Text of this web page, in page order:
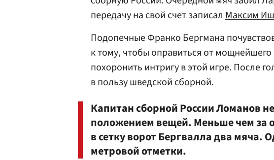
передачу на свой счет записал Максим
Подопечные Франко Бергмана
к тому, чтобы оправиться от мощнейшего
похоронить интригу в этой игре. После
в пользу шведской сборной.
Капитан сборной России Ломанов
положением вещей. Меньше чем за
в сетку ворот Бергвалла два мяча.
метровой отметки.